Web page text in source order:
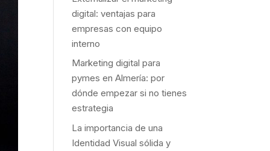
digital: ventajas para
empresas con equipo
interno
Marketing digital para
pymes en Almería: por
dónde empezar si no tienes
estrategia
La importancia de una
Identidad Visual sólida y